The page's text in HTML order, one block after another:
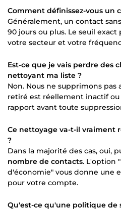
Comment définissez-vous un
Généralement, un contact sans
90 jours ou plus. Le seuil
votre secteur et votre
Est-ce que je vais perdre des
nettoyant ma liste ?
Non. Nous ne supprimons pas
retiré est réellement inactif ou
rapport avant toute
Ce nettoyage va-t-il vraiment
?
Dans la majorité des cas, oui,
nombre de contacts. L'option
d'économie" vous donne une
pour votre compte.
Qu'est-ce qu'une politique de